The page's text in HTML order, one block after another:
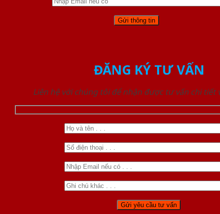
ĐĂNG KÝ TƯ VẤN
Liên hệ với chúng tôi để nhận được tư vấn chi tiết